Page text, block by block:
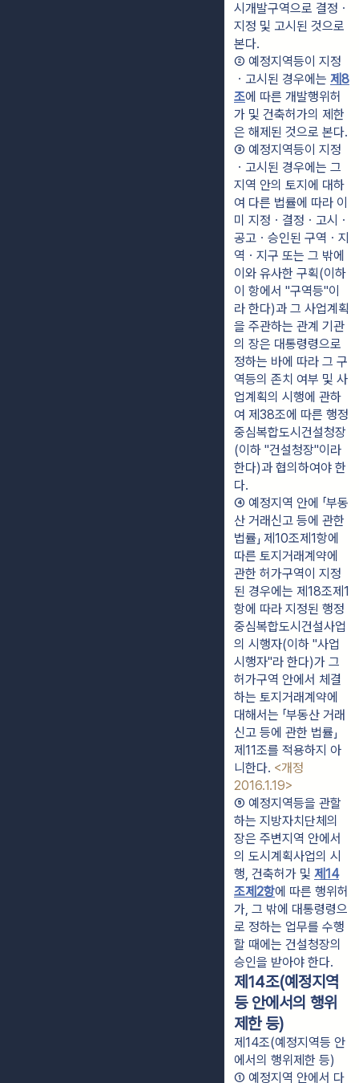
시개발구역으로 결정ㆍ
지정 및 고시된 것으로
본다.
② 예정지역등이 지정
ㆍ고시된 경우에는 제8
조에 따른 개발행위허
가 및 건축허가의 제한
은 해제된 것으로 본다.
③ 예정지역등이 지정
ㆍ고시된 경우에는 그
지역 안의 토지에 대하
여 다른 법률에 따라 이
미 지정ㆍ결정ㆍ고시ㆍ
공고ㆍ승인된 구역ㆍ지
역ㆍ지구 또는 그 밖에
이와 유사한 구획(이하
이 항에서 "구역등"이
라 한다)과 그 사업계획
을 주관하는 관계 기관
의 장은 대통령령으로
정하는 바에 따라 그 구
역등의 존치 여부 및 사
업계획의 시행에 관하
여 제38조에 따른 행정
중심복합도시건설청장
(이하 "건설청장"이라
한다)과 협의하여야 한
다.
④ 예정지역 안에 「부동
산 거래신고 등에 관한
법률」 제10조제1항에
따른 토지거래계약에
관한 허가구역이 지정
된 경우에는 제18조제1
항에 따라 지정된 행정
중심복합도시건설사업
의 시행자(이하 "사업
시행자"라 한다)가 그
허가구역 안에서 체결
하는 토지거래계약에
대해서는 「부동산 거래
신고 등에 관한 법률」
제11조를 적용하지 아
니한다. <개정
2016.1.19>
⑤ 예정지역등을 관할
하는 지방자치단체의
장은 주변지역 안에서
의 도시계획사업의 시
행, 건축허가 및 제14
조제2항에 따른 행위허
가, 그 밖에 대통령령으
로 정하는 업무를 수행
할 때에는 건설청장의
승인을 받아야 한다.
제14조(예정지역
등 안에서의 행위
제한 등)
제14조(예정지역등 안
에서의 행위제한 등)
① 예정지역 안에서 다